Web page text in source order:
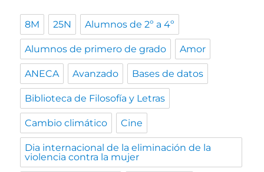
8M 25N Alumnos de 2º a 4º
Alumnos de primero de grado Amor
ANECA Avanzado Bases de datos
Biblioteca de Filosofía y Letras
Cambio climático Cine
Dia internacional de la eliminación de la
violencia contra la mujer